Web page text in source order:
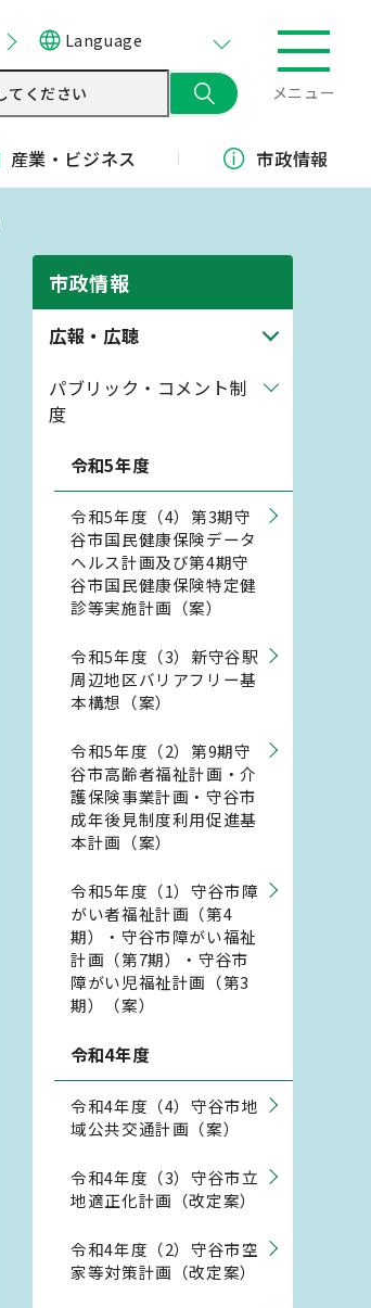
Language
メニュー
産業・ ビジネス 市政情報
市政情報
広報・広聴
パブリック・コメント制
度
令和5年度
令和5年度（4）第3期守
谷市国民健康保険データ
ヘルス計画及び第4期守
谷市国民健康保険特定健
診等実施計画（案）
令和5年度（3）新守谷駅
周辺地区バリアフリー基
本構想（案）
令和5年度（2）第9期守
谷市高齢者福祉計画・介
護保険事業計画・守谷市
成年後見制度利用促進基
本計画（案）
令和5年度（1）守谷市障
がい者福祉計画（第4
期）・守谷市障がい福祉
計画（第7期）・守谷市
障がい児福祉計画（第3
期）（案）
令和4年度
令和4年度（4）守谷市地
域公共交通計画（案）
令和4年度（3）守谷市立
地適正化計画（改定案）
令和4年度（2）守谷市空
家等対策計画（改定案）